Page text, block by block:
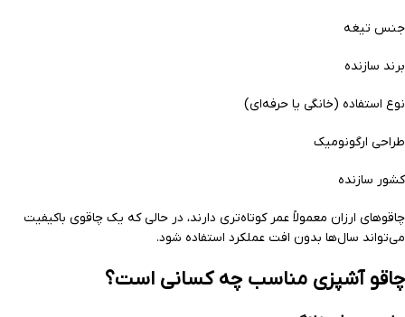
جنس تیغه
برند سازنده
نوع استفاده (خانگی یا حرفه‌ای)
طراحی ارگونومیک
کشور سازنده
چاقوهای ارزان معمولاً عمر کوتاه‌تری دارند، در حالی که یک چاقوی باکیفیت
می‌تواند سال‌ها بدون افت عملکرد استفاده شود.
چاقو آشپزی مناسب چه کسانی است؟